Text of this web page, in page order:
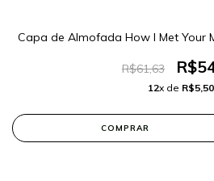
Capa de Almofada How I Met Your
R$61,63
12x de R$5,50
COMPRAR